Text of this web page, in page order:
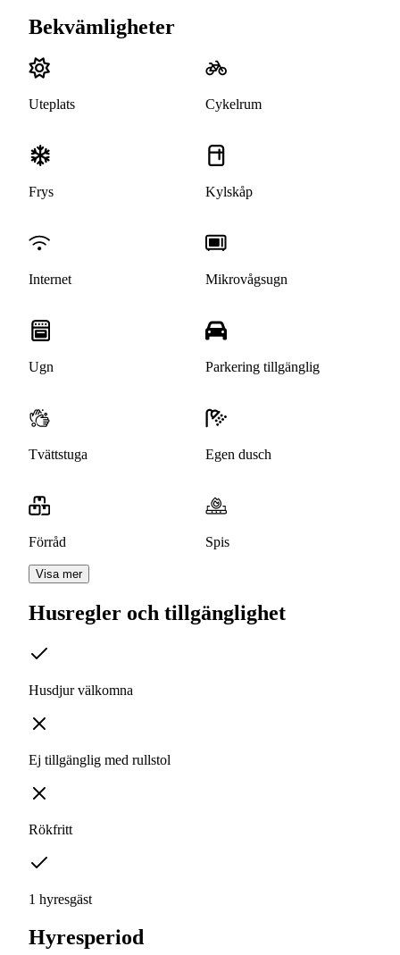
Bekvämligheter
Uteplats Cykelrum
Frys Kylskåp
Internet Mikrovågsugn
Ugn Parkering tillgänglig
Tvättstuga Egen dusch
Förråd Spis
Visa mer
Husregler och tillgänglighet
Husdjur välkomna
Ej tillgänglig med rullstol
Rökfritt
1 hyresgäst
Hyresperiod